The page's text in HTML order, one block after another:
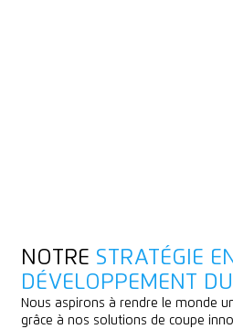
NOTRE STRATÉGIE
DÉVELOPPEMENT
Nous aspirons à rendre le monde
grâce à nos solutions de coupe